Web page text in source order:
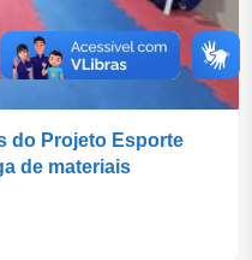
do Projeto Esporte
de materiais